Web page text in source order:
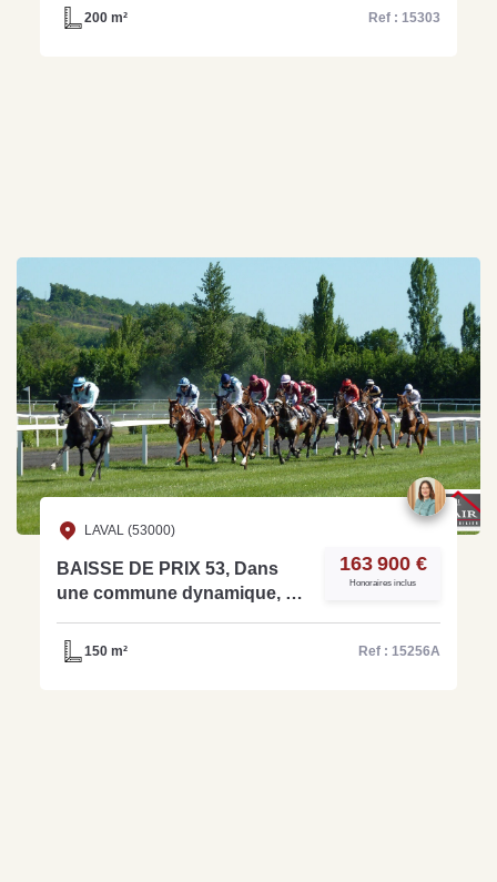
15303200 m² Ref : 15303
LAVAL (53000)
BAISSE DE PRIX 53, Dans
une commune dynamique, à
Ref: 15256A
163 900 €
Honoraires inclus
150 m² Ref : 15256A